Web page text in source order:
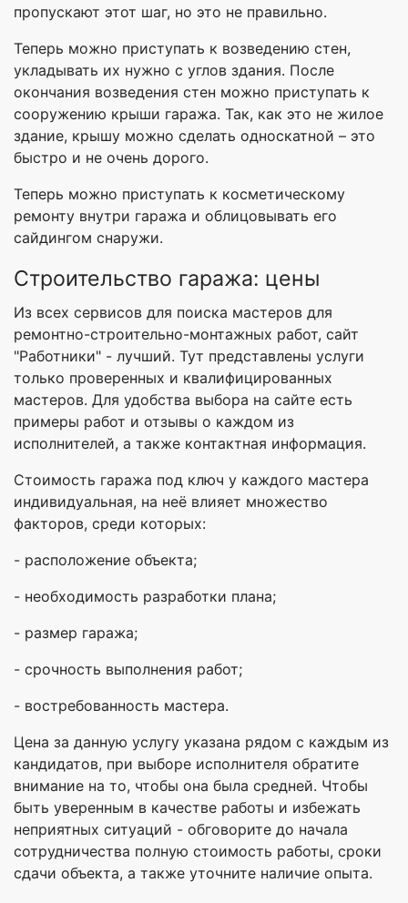
пропускают этот шаг, но это не правильно.
Теперь можно приступать к возведению стен,
укладывать их нужно с углов здания. После
окончания возведения стен можно приступать к
сооружению крыши гаража. Так, как это не жилое
здание, крышу можно сделать односкатной – это
быстро и не очень дорого.
Теперь можно приступать к косметическому
ремонту внутри гаража и облицовывать его
сайдингом снаружи.
Строительство гаража: цены
Из всех сервисов для поиска мастеров для
ремонтно-строительно-монтажных работ, сайт
"Работники" - лучший. Тут представлены услуги
только проверенных и квалифицированных
мастеров. Для удобства выбора на сайте есть
примеры работ и отзывы о каждом из
исполнителей, а также контактная информация.
Стоимость гаража под ключ у каждого мастера
индивидуальная, на неё влияет множество
факторов, среди которых:
- расположение объекта;
- необходимость разработки плана;
- размер гаража;
- срочность выполнения работ;
- востребованность мастера.
Цена за данную услугу указана рядом с каждым из
кандидатов, при выборе исполнителя обратите
внимание на то, чтобы она была средней. Чтобы
быть уверенным в качестве работы и избежать
неприятных ситуаций - обговорите до начала
сотрудничества полную стоимость работы, сроки
сдачи объекта, а также уточните наличие опыта.